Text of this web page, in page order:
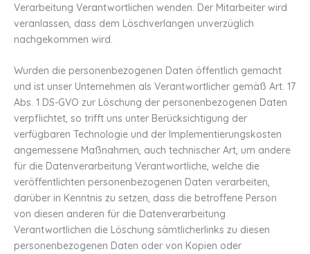
Verarbeitung Verantwortlichen wenden. Der Mitarbeiter wird
veranlassen, dass dem Löschverlangen unverzüglich
nachgekommen wird.
Wurden die personenbezogenen Daten öffentlich gemacht
und ist unser Unternehmen als Verantwortlicher gemäß Art. 17
Abs. 1 DS-GVO zur Löschung der personenbezogenen Daten
verpflichtet, so trifft uns unter Berücksichtigung der
verfügbaren Technologie und der Implementierungskosten
angemessene Maßnahmen, auch technischer Art, um andere
für die Datenverarbeitung Verantwortliche, welche die
veröffentlichten personenbezogenen Daten verarbeiten,
darüber in Kenntnis zu setzen, dass die betroffene Person
von diesen anderen für die Datenverarbeitung
Verantwortlichen die Löschung sämtlicherlinks zu diesen
personenbezogenen Daten oder von Kopien oder